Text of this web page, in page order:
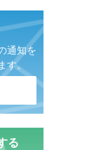
通知を
す。
る